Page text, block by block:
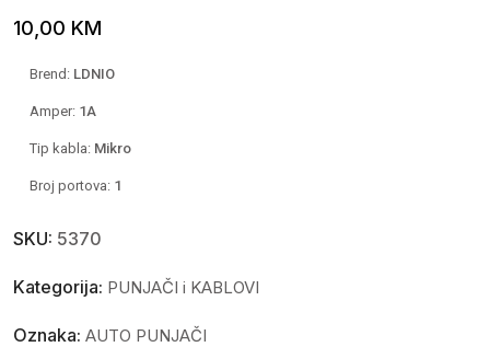
10,00 KM
Brend: LDNIO
Amper: 1A
Tip kabla: Mikro
Broj portova: 1
SKU: 5370
Kategorija: PUNJAČI i KABLOVI
Oznaka: AUTO PUNJAČI